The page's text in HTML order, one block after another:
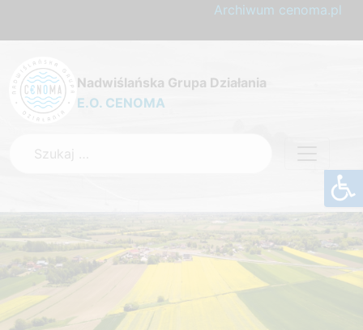
Archiwum cenoma.pl
Nadwiślańska Grupa Działania
E.O. CENOMA